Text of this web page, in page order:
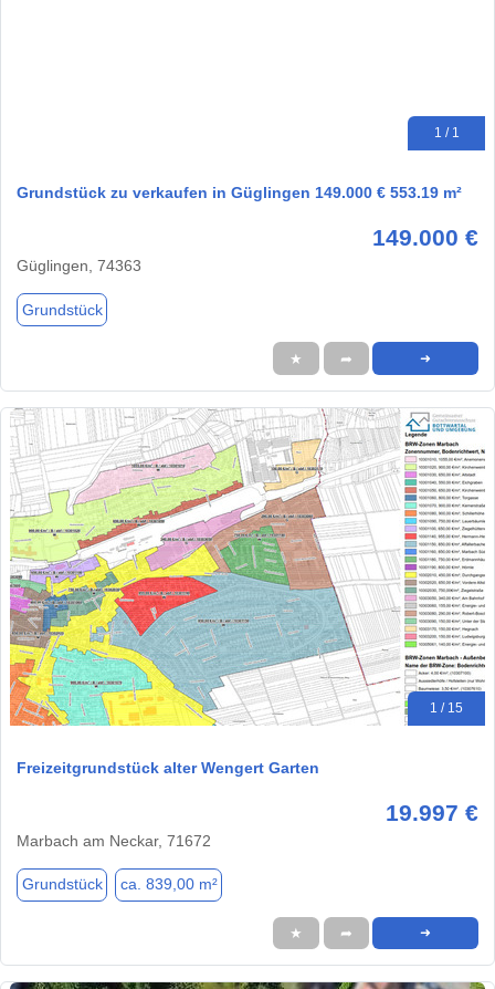
1 / 1
Grundstück zu verkaufen in Güglingen 149.000 € 553.19 m²
149.000 €
Güglingen, 74363
Grundstück
★ ➦ ➜
1 / 15
Freizeitgrundstück alter Wengert Garten
19.997 €
Marbach am Neckar, 71672
Grundstück ca. 839,00 m²
★ ➦ ➜